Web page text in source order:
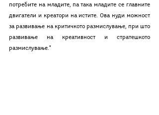
потребите на младите, па така младите се главните
двигатели и креатори на истите. Ова нуди можност
за развивање на критичкото размислување, при што
развивање на креативност и стратешкото
размислување."